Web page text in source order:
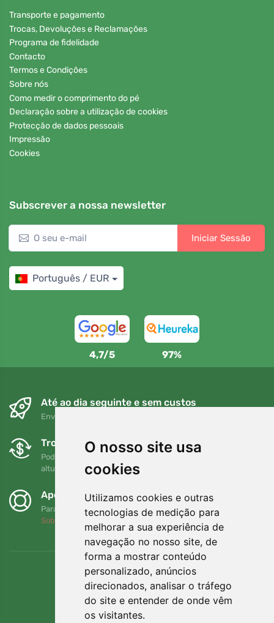
O nosso site usa
cookies
Utilizamos cookies e outras
tecnologias de medição para
melhorar a sua experiência de
navegação no nosso site, de
forma a mostrar conteúdo
personalizado, anúncios
direcionados, analisar o tráfego
do site e entender de onde vêm
os visitantes.
Transporte e pagamento
Trocas, Devoluções e Reclamações
Programa de fidelidade
Contacto
Termos e Condições
Sobre nós
Como medir o comprimento do pé
Declaração sobre a utilização de cookies
Protecção de dados pessoais
Impressão
Cookies
Subscrever a nossa newsletter
Iniciar Sessão
Português / EUR
4,7/5 97%
Até ao dia seguinte e sem custos
Envio gratuito para encomendas superiores a 80 EUR
Trocas e devoluções gratuitas
Pode devolver ou trocar a sua encomenda em qualquer
altura no prazo de 90 dias
Apoiamos a Trees.org
Para cada encomenda plantamos uma árvore! Leia mais
Sobre nós